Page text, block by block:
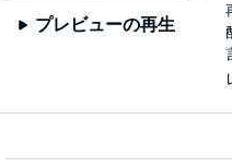
プレビューの再生